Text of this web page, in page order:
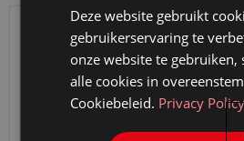
Deze website gebruikt
gebruikerservaring te
onze website te
alle cookies in
Cookiebeleid. Privacy